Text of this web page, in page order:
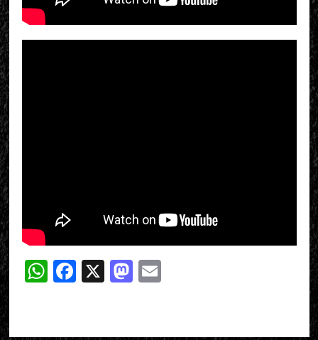
WhatsApp
Facebook
X Mastodon
Email